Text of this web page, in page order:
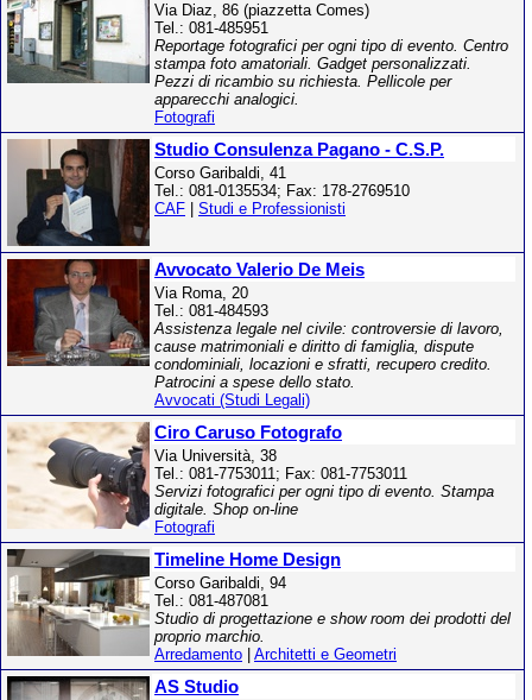
Via Diaz, 86 (piazzetta Comes)
Tel.: 081-485951
Reportage fotografici per ogni tipo di evento. Centro
stampa foto amatoriali. Gadget personalizzati.
Pezzi di ricambio su richiesta. Pellicole per
apparecchi analogici.
Fotografi
Studio Consulenza Pagano - C.S.P.
Corso Garibaldi, 41
Tel.: 081-0135534; Fax: 178-2769510
CAF
Studi e Professionisti
Avvocato Valerio De Meis
Via Roma, 20
Tel.: 081-484593
Assistenza legale nel civile: controversie di lavoro,
cause matrimoniali e diritto di famiglia, dispute
condominiali, locazioni e sfratti, recupero credito.
Patrocini a spese dello stato.
Avvocati (Studi Legali)
Ciro Caruso Fotografo
Via Università, 38
Tel.: 081-7753011; Fax: 081-7753011
Servizi fotografici per ogni tipo di evento. Stampa
digitale. Shop on-line
Fotografi
Timeline Home Design
Corso Garibaldi, 94
Tel.: 081-487081
Studio di progettazione e show room dei prodotti del
proprio marchio.
Arredamento
Architetti e Geometri
AS Studio